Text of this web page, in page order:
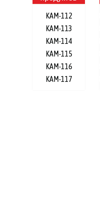
KAM-112
KAM-113
KAM-114
KAM-115
KAM-116
KAM-117